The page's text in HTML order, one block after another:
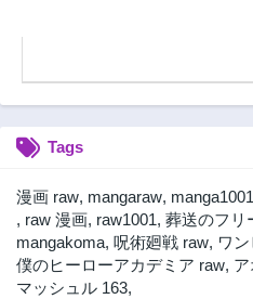
第13話
第11話
3年前
第9話
3年前
Tags
漫画 raw, mangaraw, manga1001
, raw 漫画, raw1001, 葬送のフリ
mangakoma, 呪術廻戦 raw, ワ
僕のヒーローアカデミア raw,
マッシュル 163,